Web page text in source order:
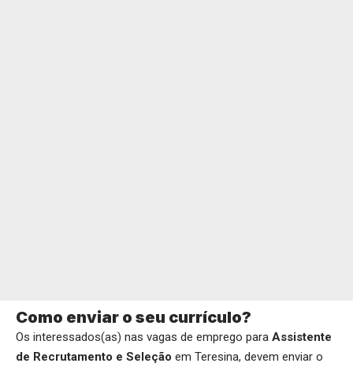
Como enviar o seu currículo?
Os interessados(as) nas vagas de emprego para Assistente
de Recrutamento e Seleção em Teresina, devem enviar o